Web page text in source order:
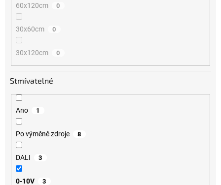
60x120cm 0
30x60cm 0
30x120cm 0
Stmívatelné
Ano 1
Po výměně zdroje 8
DALI 3
0-10V 3